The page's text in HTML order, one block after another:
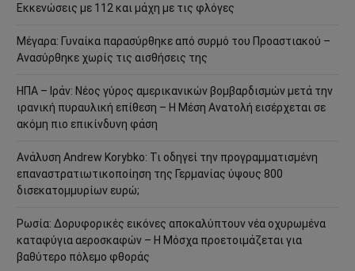
Εκκενώσεις με 112 και μάχη με τις φλόγες
Μέγαρα: Γυναίκα παρασύρθηκε από συρμό του Προαστιακού –
Ανασύρθηκε χωρίς τις αισθήσεις της
ΗΠΑ – Ιράν: Νέος γύρος αμερικανικών βομβαρδισμών μετά την
ιρανική πυραυλική επίθεση – Η Μέση Ανατολή εισέρχεται σε
ακόμη πιο επικίνδυνη φάση
Ανάλυση Andrew Korybko: Τι οδηγεί την προγραμματισμένη
επαναστρατιωτικοποίηση της Γερμανίας ύψους 800
δισεκατομμυρίων ευρώ;
Ρωσία: Δορυφορικές εικόνες αποκαλύπτουν νέα οχυρωμένα
καταφύγια αεροσκαφών – Η Μόσχα προετοιμάζεται για
βαθύτερο πόλεμο φθοράς